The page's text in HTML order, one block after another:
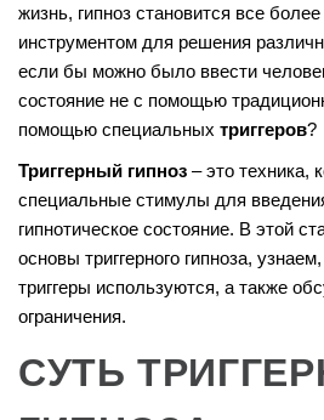
жизнь, гипноз становится все
инструментом для решения
если бы можно было ввести
состояние не с помощью
помощью специальных триггеров?
Триггерный гипноз – это техника,
специальные стимулы для
гипнотическое состояние. В этой
основы триггерного гипноза,
триггеры используются, а также
ограничения.
СУТЬ